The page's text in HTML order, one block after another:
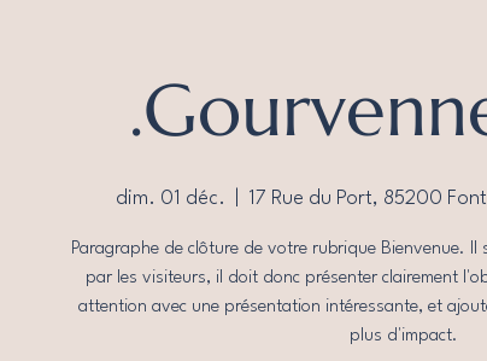
dim. 01 déc. 17 Rue du Port, 85200
Paragraphe de clôture de votre rubrique Bienvenue.
par les visiteurs, il doit donc présenter clairement
attention avec une présentation intéressante, et
plus d'impact.